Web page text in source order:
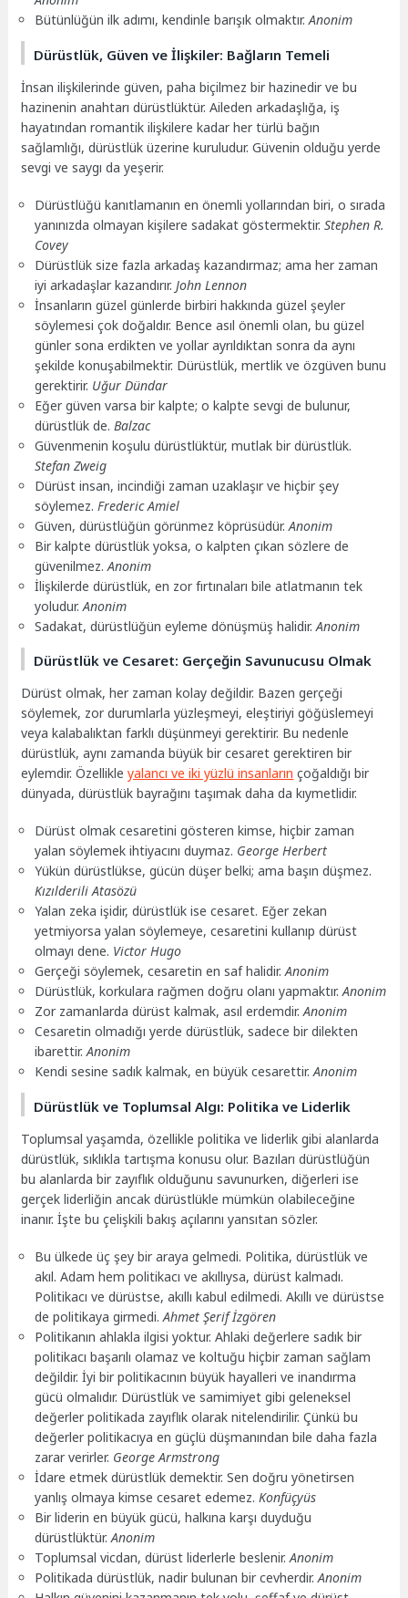
Bütünlüğün ilk adımı, kendinle barışık olmaktır.Anonim
Dürüstlük, Güven ve İlişkiler: Bağların Temeli
İnsan ilişkilerinde güven, paha biçilmez bir hazinedir ve bu
hazinenin anahtarı dürüstlüktür. Aileden arkadaşlığa, iş
hayatından romantik ilişkilere kadar her türlü bağın
sağlamlığı, dürüstlük üzerine kuruludur. Güvenin olduğu yerde
sevgi ve saygı da yeşerir.
Dürüstlüğü kanıtlamanın en önemli yollarından biri, o sırada
yanınızda olmayan kişilere sadakat göstermektir.Stephen R.
Covey
Dürüstlük size fazla arkadaş kazandırmaz; ama her zaman
iyi arkadaşlar kazandırır. John Lennon
İnsanların güzel günlerde birbiri hakkında güzel şeyler
söylemesi çok doğaldır. Bence asıl önemli olan, bu güzel
günler sona erdikten ve yollar ayrıldıktan sonra da aynı
şekilde konuşabilmektir. Dürüstlük, mertlik ve özgüven bunu
gerektirir. Uğur Dündar
Eğer güven varsa bir kalpte; o kalpte sevgi de bulunur,
dürüstlük de. Balzac
Güvenmenin koşulu dürüstlüktür, mutlak bir dürüstlük.
Stefan Zweig
Dürüst insan, incindiği zaman uzaklaşır ve hiçbir şey
söylemez. Frederic Amiel
Güven, dürüstlüğün görünmez köprüsüdür.Anonim
Bir kalpte dürüstlük yoksa, o kalpten çıkan sözlere de
güvenilmez.Anonim
İlişkilerde dürüstlük, en zor fırtınaları bile atlatmanın tek
yoludur.Anonim
Sadakat, dürüstlüğün eyleme dönüşmüş halidir.Anonim
Dürüstlük ve Cesaret: Gerçeğin Savunucusu Olmak
Dürüst olmak, her zaman kolay değildir. Bazen gerçeği
söylemek, zor durumlarla yüzleşmeyi, eleştiriyi göğüslemeyi
veya kalabalıktan farklı düşünmeyi gerektirir. Bu nedenle
dürüstlük, aynı zamanda büyük bir cesaret gerektiren bir
eylemdir. Özellikleyalancı ve iki yüzlü insanların çoğaldığı bir
dünyada, dürüstlük bayrağını taşımak daha da kıymetlidir.
Dürüst olmak cesaretini gösteren kimse, hiçbir zaman
yalan söylemek ihtiyacını duymaz. George Herbert
Yükün dürüstlükse, gücün düşer belki; ama başın düşmez.
Kızılderili Atasözü
Yalan zeka işidir, dürüstlük ise cesaret. Eğer zekan
yetmiyorsa yalan söylemeye, cesaretini kullanıp dürüst
olmayı dene. Victor Hugo
Gerçeği söylemek, cesaretin en saf halidir.Anonim
Dürüstlük, korkulara rağmen doğru olanı yapmaktır.Anonim
Zor zamanlarda dürüst kalmak, asıl erdemdir.Anonim
Cesaretin olmadığı yerde dürüstlük, sadece bir dilekten
ibarettir.Anonim
Kendi sesine sadık kalmak, en büyük cesarettir.Anonim
Dürüstlük ve Toplumsal Algı: Politika ve Liderlik
Toplumsal yaşamda, özellikle politika ve liderlik gibi alanlarda
dürüstlük, sıklıkla tartışma konusu olur. Bazıları dürüstlüğün
bu alanlarda bir zayıflık olduğunu savunurken, diğerleri ise
gerçek liderliğin ancak dürüstlükle mümkün olabileceğine
inanır. İşte bu çelişkili bakış açılarını yansıtan sözler.
Bu ülkede üç şey bir araya gelmedi. Politika, dürüstlük ve
akıl. Adam hem politikacı ve akıllıysa, dürüst kalmadı.
Politikacı ve dürüstse, akıllı kabul edilmedi. Akıllı ve dürüstse
de politikaya girmedi.Ahmet Şerif İzgören
Politikanın ahlakla ilgisi yoktur. Ahlaki değerlere sadık bir
politikacı başarılı olamaz ve koltuğu hiçbir zaman sağlam
değildir. İyi bir politikacının büyük hayalleri ve inandırma
gücü olmalıdır. Dürüstlük ve samimiyet gibi geleneksel
değerler politikada zayıflık olarak nitelendirilir. Çünkü bu
değerler politikacıya en güçlü düşmanından bile daha fazla
zarar verirler. George Armstrong
İdare etmek dürüstlük demektir. Sen doğru yönetirsen
yanlış olmaya kimse cesaret edemez. Konfüçyüs
Bir liderin en büyük gücü, halkına karşı duyduğu
dürüstlüktür.Anonim
Toplumsal vicdan, dürüst liderlerle beslenir.Anonim
Politikada dürüstlük, nadir bulunan bir cevherdir.Anonim